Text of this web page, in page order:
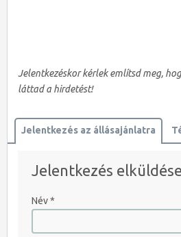
Jelentkezéskor kérlek említsd meg,
láttad a hirdetést!
Jelentkezés az állásajánlatra
JELENTKEZEM AZONNAL
Jelentkezés elküldése
Név*